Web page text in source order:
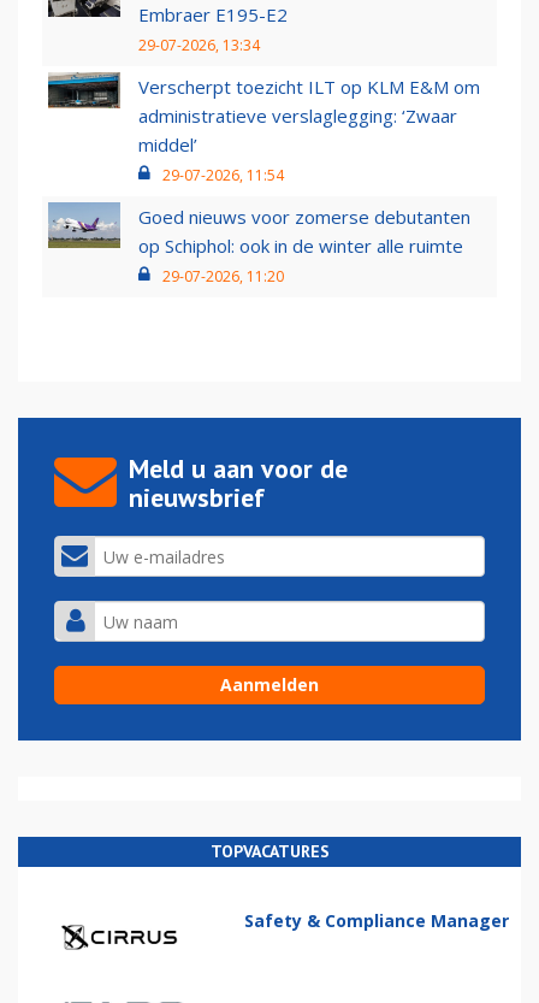
Embraer E195-E2
29-07-2026, 13:34
Verscherpt toezicht ILT op KLM E&M om
administratieve verslaglegging: ‘Zwaar
middel’
29-07-2026, 11:54
Goed nieuws voor zomerse debutanten
op Schiphol: ook in de winter alle ruimte
29-07-2026, 11:20
Meld u aan voor de
nieuwsbrief
TOPVACATURES
Safety & Compliance Manager